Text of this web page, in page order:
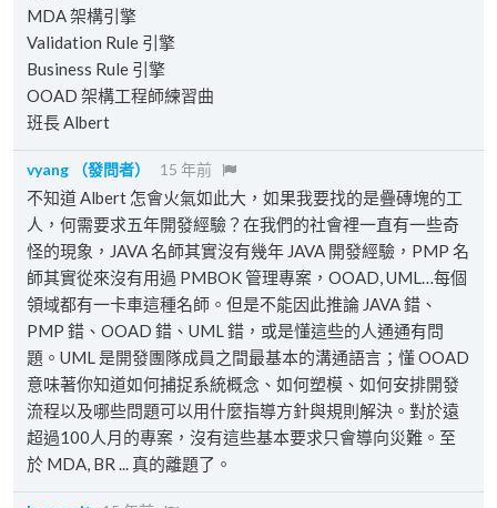
MDA 架構引擎
Validation Rule 引擎
Business Rule 引擎
OOAD 架構工程師練習曲
班長 Albert
vyang （發問者） 15 年前
不知道 Albert 怎會火氣如此大，如果我要找的是疊磚塊的工
人，何需要求五年開發經驗？在我們的社會裡一直有一些奇
怪的現象，JAVA 名師其實沒有幾年 JAVA 開發經驗，PMP 名
師其實從來沒有用過 PMBOK 管理專案，OOAD, UML…每個
領域都有一卡車這種名師。但是不能因此推論 JAVA 錯、
PMP 錯、OOAD 錯、UML 錯，或是懂這些的人通通有問
題。UML 是開發團隊成員之間最基本的溝通語言；懂 OOAD
意味著你知道如何捕捉系統概念、如何塑模、如何安排開發
流程以及哪些問題可以用什麼指導方針與規則解決。對於遠
超過100人月的專案，沒有這些基本要求只會導向災難。至
於 MDA, BR ... 真的離題了。